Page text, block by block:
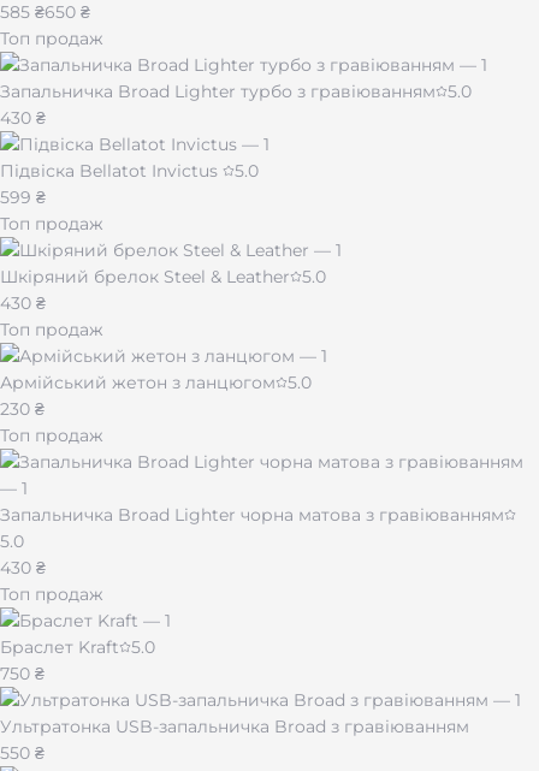
585 ₴650 ₴
Топ продаж
Запальничка Broad Lighter турбо з гравіюванням
5.0
430 ₴
Підвіска Bellatot Invictus
5.0
599 ₴
Топ продаж
Шкіряний брелок Steel & Leather
5.0
430 ₴
Топ продаж
Армійський жетон з ланцюгом
5.0
230 ₴
Топ продаж
Запальничка Broad Lighter чорна матова з гравіюванням
5.0
430 ₴
Топ продаж
Браслет Kraft
5.0
750 ₴
Ультратонка USB-запальничка Broad з гравіюванням
550 ₴